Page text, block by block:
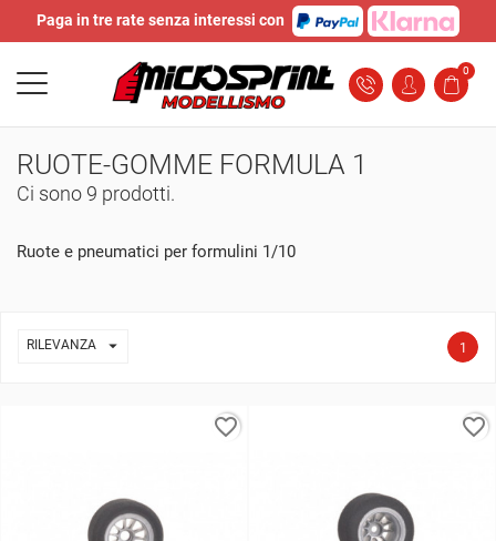
Paga in tre rate senza interessi con
0
RUOTE-GOMME FORMULA 1
Ci sono 9 prodotti.
Ruote e pneumatici per formulini 1/10
RILEVANZA  1
favorite_border favorite_border